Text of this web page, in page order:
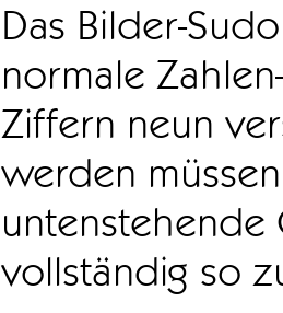
Das Bilder-
normale
Ziffern neun
werden
vollständig so